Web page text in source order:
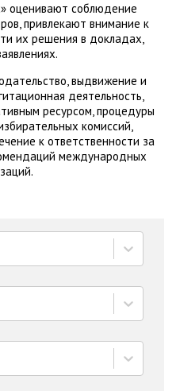
оценивают соблюдение
привлекают внимание к
их решения в докладах,
выдвижение и
деятельность,
ресурсом, процедуры
комиссий,
к ответственности за
международных